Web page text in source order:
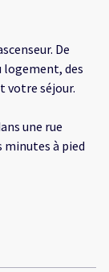
De
logement, des
votre séjour.
une rue
minutes à pied